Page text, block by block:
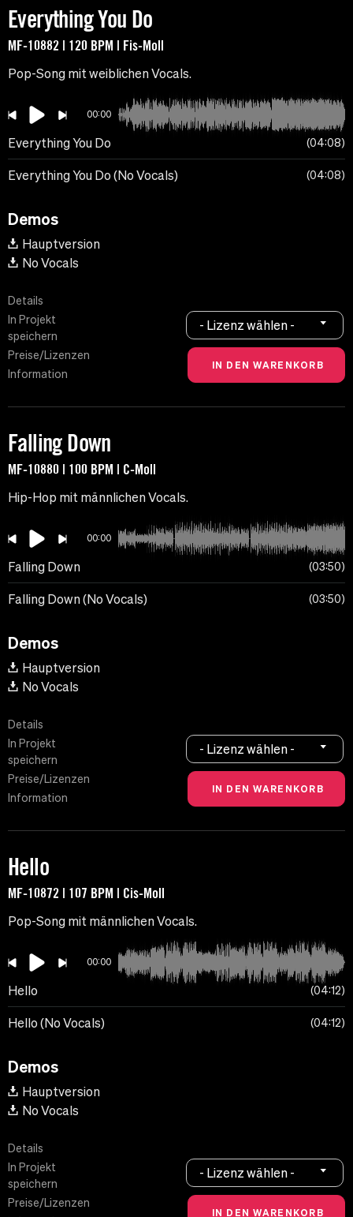
Everything You Do
MF-10882 | 120 BPM | Fis-Moll
Pop-Song mit weiblichen Vocals.
00:00
Everything You Do 04:08
Everything You Do (No Vocals) 04:08
Demos
Hauptversion
No Vocals
Details
In Projekt
speichern
Preise/Lizenzen
Information
- Lizenz wählen -
Falling Down
MF-10880 | 100 BPM | C-Moll
Hip-Hop mit männlichen Vocals.
00:00
Falling Down 03:50
Falling Down (No Vocals) 03:50
Demos
Hauptversion
No Vocals
Details
In Projekt
speichern
Preise/Lizenzen
Information
- Lizenz wählen -
Hello
MF-10872 | 107 BPM | Cis-Moll
Pop-Song mit männlichen Vocals.
00:00
Hello 04:12
Hello (No Vocals) 04:12
Demos
Hauptversion
No Vocals
Details
In Projekt
speichern
Preise/Lizenzen
- Lizenz wählen -